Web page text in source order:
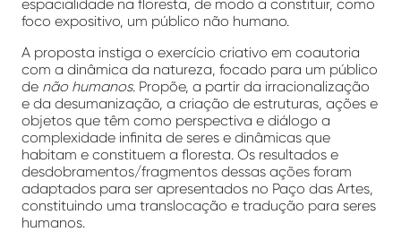
espacialidade na floresta, de modo a constituir, como
foco expositivo, um público não humano.
A proposta instiga o exercício criativo em coautoria
com a dinâmica da natureza, focado para um público
de não humanos. Propõe, a partir da irracionalização
e da desumanização, a criação de estruturas, ações e
objetos que têm como perspectiva e diálogo a
complexidade infinita de seres e dinâmicas que
habitam e constituem a floresta. Os resultados e
desdobramentos/fragmentos dessas ações foram
adaptados para ser apresentados no Paço das Artes,
constituindo uma translocação e tradução para seres
humanos.